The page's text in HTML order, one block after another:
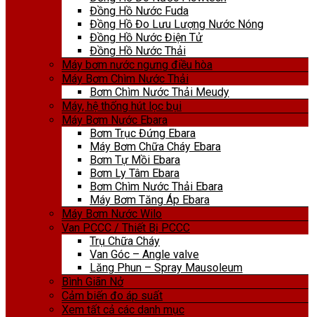
Đồng Hồ Nước Fuda
Đồng Hồ Đo Lưu Lượng Nước Nóng
Đồng Hồ Nước Điện Tử
Đồng Hồ Nước Thải
Máy bơm nước ngưng điều hòa
Máy Bơm Chìm Nước Thải
Bơm Chìm Nước Thải Meudy
Máy, hệ thống hút lọc bụi
Máy Bơm Nước Ebara
Bơm Trục Đứng Ebara
Máy Bơm Chữa Cháy Ebara
Bơm Tự Mồi Ebara
Bơm Ly Tâm Ebara
Bơm Chìm Nước Thải Ebara
Máy Bơm Tăng Áp Ebara
Máy Bơm Nước Wilo
Van PCCC / Thiết Bị PCCC
Trụ Chữa Cháy
Van Góc – Angle valve
Lăng Phun – Spray Mausoleum
Bình Giãn Nở
Cảm biến đo áp suất
Xem tất cả các danh mục